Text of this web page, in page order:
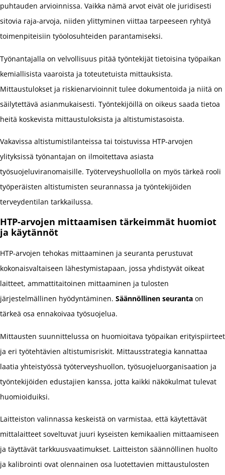
puhtauden arvioinnissa. Vaikka nämä arvot eivät ole juridisesti
sitovia raja-arvoja, niiden ylittyminen viittaa tarpeeseen ryhtyä
toimenpiteisiin työolosuhteiden parantamiseksi.
Työnantajalla on velvollisuus pitää työntekijät tietoisina työpaikan
kemiallisista vaaroista ja toteutetuista mittauksista.
Mittaustulokset ja riskienarvioinnit tulee dokumentoida ja niitä on
säilytettävä asianmukaisesti. Työntekijöillä on oikeus saada tietoa
heitä koskevista mittaustuloksista ja altistumistasoista.
Vakavissa altistumistilanteissa tai toistuvissa HTP-arvojen
ylityksissä työnantajan on ilmoitettava asiasta
työsuojeluviranomaisille. Työterveyshuollolla on myös tärkeä rooli
työperäisten altistumisten seurannassa ja työntekijöiden
terveydentilan tarkkailussa.
HTP-arvojen mittaamisen tärkeimmät huomiot
ja käytännöt
HTP-arvojen tehokas mittaaminen ja seuranta perustuvat
kokonaisvaltaiseen lähestymistapaan, jossa yhdistyvät oikeat
laitteet, ammattitaitoinen mittaaminen ja tulosten
järjestelmällinen hyödyntäminen. Säännöllinen seuranta on
tärkeä osa ennakoivaa työsuojelua.
Mittausten suunnittelussa on huomioitava työpaikan erityispiirteet
ja eri työtehtävien altistumisriskit. Mittausstrategia kannattaa
laatia yhteistyössä työterveyshuollon, työsuojeluorganisaation ja
työntekijöiden edustajien kanssa, jotta kaikki näkökulmat tulevat
huomioiduiksi.
Laitteiston valinnassa keskeistä on varmistaa, että käytettävät
mittalaitteet soveltuvat juuri kyseisten kemikaalien mittaamiseen
ja täyttävät tarkkuusvaatimukset. Laitteiston säännöllinen huolto
ja kalibrointi ovat olennainen osa luotettavien mittaustulosten